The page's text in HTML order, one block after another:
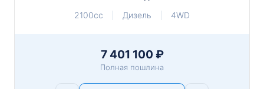
2100cc
Дизель 4WD
7 401 100 ₽
Полная пошлина